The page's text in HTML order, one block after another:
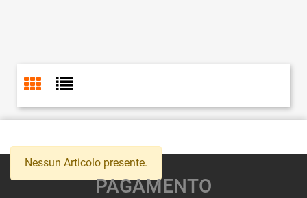
Nessun Articolo presente.
PAGAMENTO